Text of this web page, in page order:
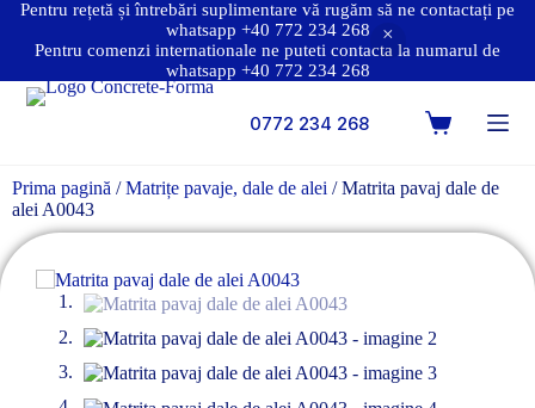
Pentru rețetă și întrebări suplimentare vă rugăm să ne contactați pe
whatsapp +40 772 234 268
Pentru comenzi internationale ne puteti contacta la numarul de
whatsapp +40 772 234 268
0772 234 268
Prima pagină /Matrițe pavaje, dale de alei / Matrita pavaj dale de
alei A0043